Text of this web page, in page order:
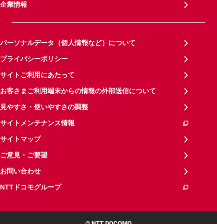
企業情報
パーソナルデータ（個人情報など）について
プライバシーポリシー
サイトご利用にあたって
お客さまご利用端末からの情報の外部送信について
見やすさ・使いやすさの調整
サイトメンテナンス情報
サイトマップ
ご意見・ご要望
お問い合わせ
NTTドコモグループ